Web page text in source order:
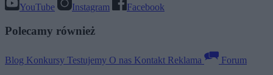
YouTube
Instagram Facebook
Polecamy również
Blog Konkursy Testujemy O nas Kontakt Reklama
Forum